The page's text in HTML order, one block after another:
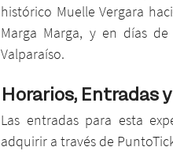
histórico Muelle Vergara
Marga Marga, y en días
Valparaíso.
Horarios, Entradas
Las entradas para esta
adquirir a través de